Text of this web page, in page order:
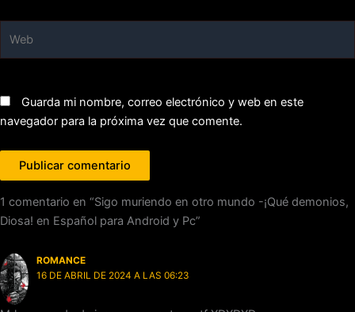
Guarda mi nombre, correo electrónico y web en este
navegador para la próxima vez que comente.
1 comentario en “Sigo muriendo en otro mundo -¡Qué demonios,
Diosa! en Español para Android y Pc”
ROMANCE
16 DE ABRIL DE 2024 A LAS 06:23